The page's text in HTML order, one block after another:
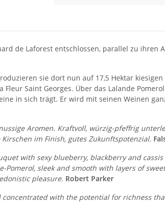
de Laforest entschlossen, parallel zu
sie dort nun auf 17,5 Hektar
Saint Georges. Über das Lalande
in sich trägt. Er wird mit seinen Weinen
Aromen. Kraftvoll, würzig-pfeffrig
im Finish, gutes Zukunfts­potenzial.
with sexy blueberry, blackberry and
sleek and smooth with layers of
pleasure. Robert Parker
with the potential for richness